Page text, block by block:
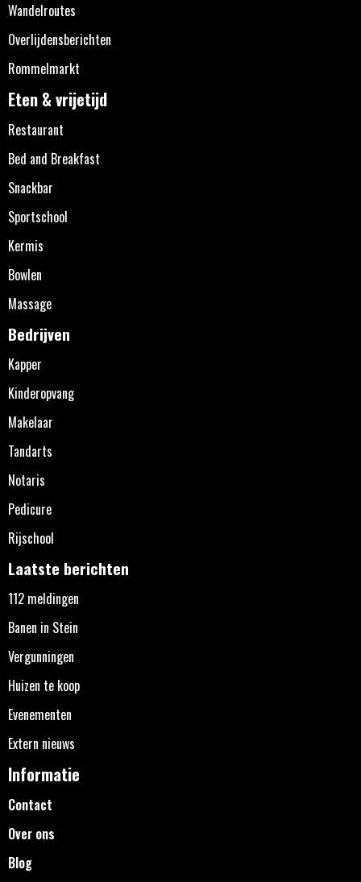
Wandelroutes
Overlijdensberichten
Rommelmarkt
Eten & vrijetijd
Restaurant
Bed and Breakfast
Snackbar
Sportschool
Kermis
Bowlen
Massage
Bedrijven
Kapper
Kinderopvang
Makelaar
Tandarts
Notaris
Pedicure
Rijschool
Laatste berichten
112 meldingen
Banen in Stein
Vergunningen
Huizen te koop
Evenementen
Extern nieuws
Informatie
Contact
Over ons
Blog